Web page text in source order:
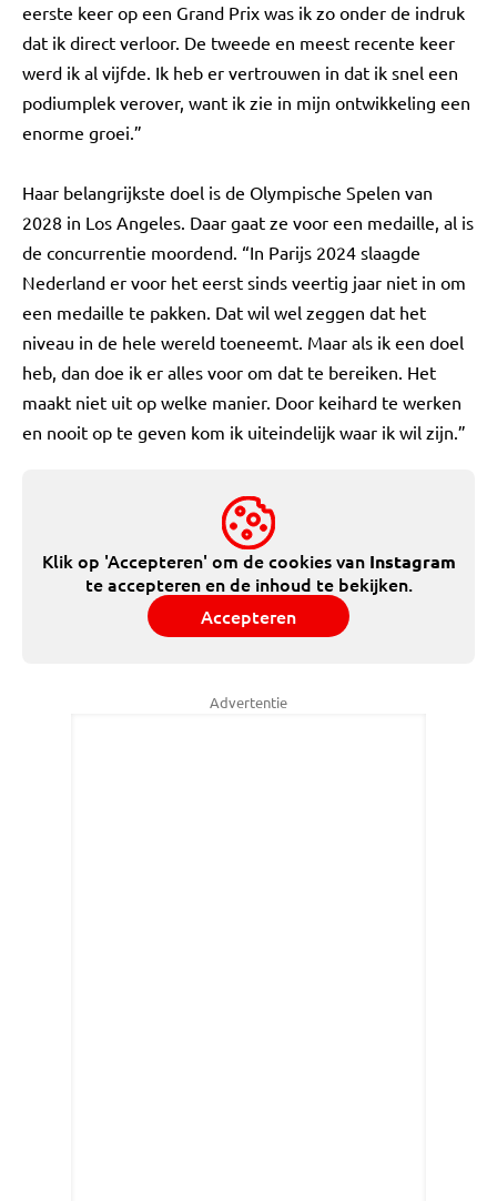
eerste keer op een Grand Prix was ik zo onder de indruk
dat ik direct verloor. De tweede en meest recente keer
werd ik al vijfde. Ik heb er vertrouwen in dat ik snel een
podiumplek verover, want ik zie in mijn ontwikkeling een
enorme groei.”
Haar belangrijkste doel is de Olympische Spelen van
2028 in Los Angeles. Daar gaat ze voor een medaille, al is
de concurrentie moordend. “In Parijs 2024 slaagde
Nederland er voor het eerst sinds veertig jaar niet in om
een medaille te pakken. Dat wil wel zeggen dat het
niveau in de hele wereld toeneemt. Maar als ik een doel
heb, dan doe ik er alles voor om dat te bereiken. Het
maakt niet uit op welke manier. Door keihard te werken
en nooit op te geven kom ik uiteindelijk waar ik wil zijn.”
Klik op 'Accepteren' om de cookies van Instagram
te accepteren en de inhoud te bekijken.
Accepteren
Advertentie